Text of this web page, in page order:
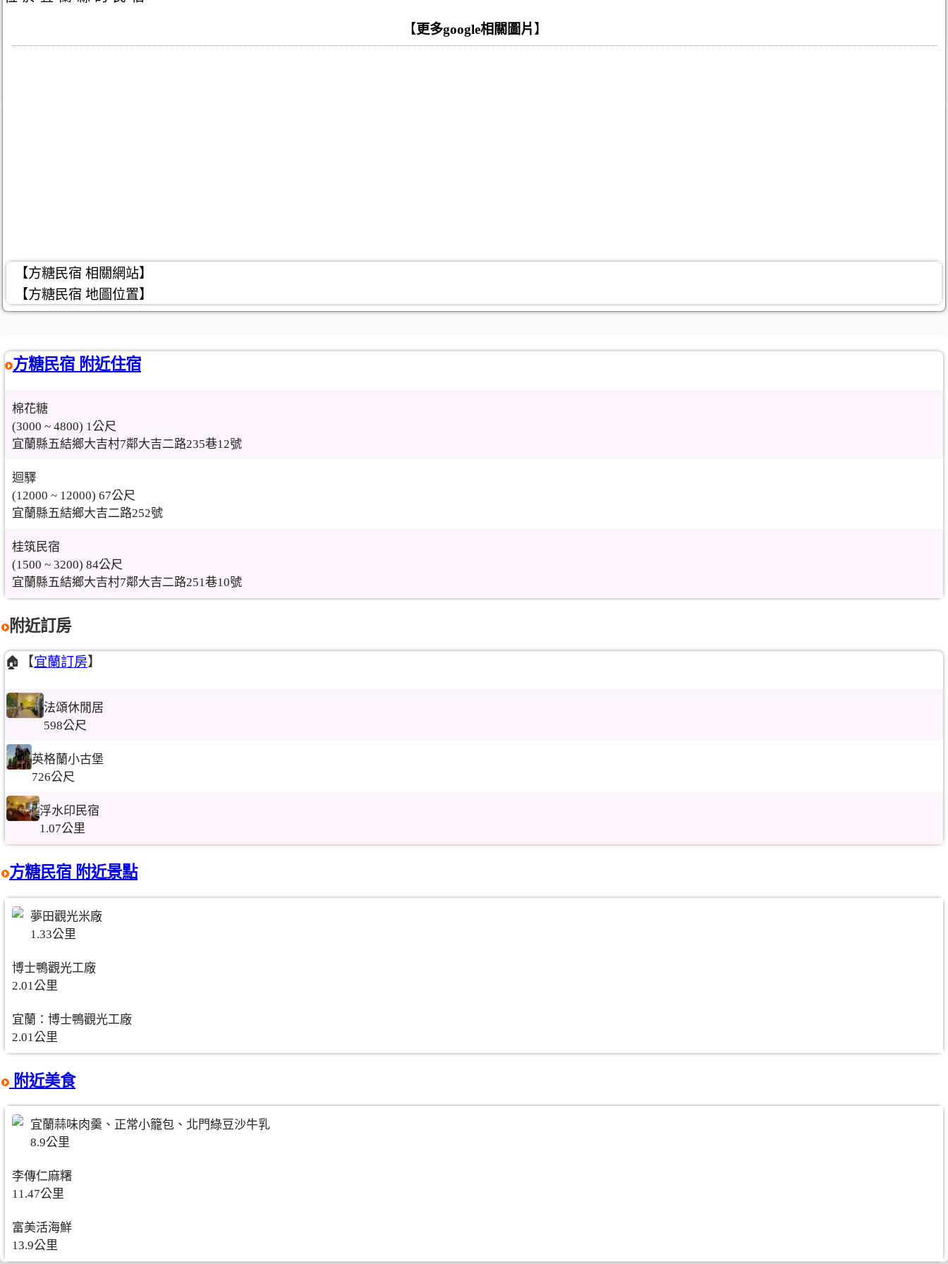
【更多google相關圖片 】
【方糖民宿 相關網站】
【方糖民宿 地圖位置】
方糖民宿 附近住宿
棉花糖
(3000 ~ 4800) 1公尺
宜蘭縣五結鄉大吉村7鄰大吉二路235巷12號
迴驛
(12000 ~ 12000) 67公尺
宜蘭縣五結鄉大吉二路252號
桂筑民宿
(1500 ~ 3200) 84公尺
宜蘭縣五結鄉大吉村7鄰大吉二路251巷10號
附近訂房
🏠【宜蘭訂房】
法頌休閒居
598公尺
英格蘭小古堡
726公尺
浮水印民宿
1.07公里
方糖民宿 附近景點
夢田觀光米廠
1.33公里
博士鴨觀光工廠
2.01公里
宜蘭：博士鴨觀光工廠
2.01公里
附近美食
宜蘭蒜味肉羹、正常小籠包、北門綠豆沙牛乳
8.9公里
李傳仁麻糬
11.47公里
富美活海鮮
13.9公里